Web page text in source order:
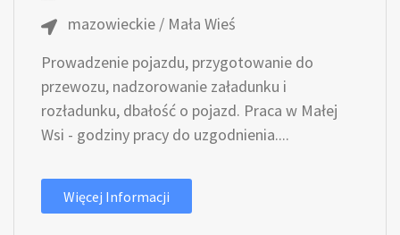
mazowieckie / Mała Wieś
Prowadzenie pojazdu, przygotowanie do
przewozu, nadzorowanie załadunku i
rozładunku, dbałość o pojazd. Praca w Małej
Wsi - godziny pracy do uzgodnienia....
Więcej Informacji